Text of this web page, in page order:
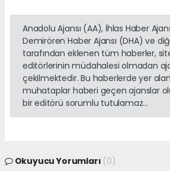
Anadolu Ajansı (AA), İhlas Haber
Demirören Haber Ajansı (DHA) ve
tarafından eklenen tüm haberler,
editörlerinin müdahalesi olmadan
çekilmektedir. Bu haberlerde yer
muhataplar haberi geçen ajanslar
bir editörü sorumlu tutulamaz...
Okuyucu Yorumları (0)